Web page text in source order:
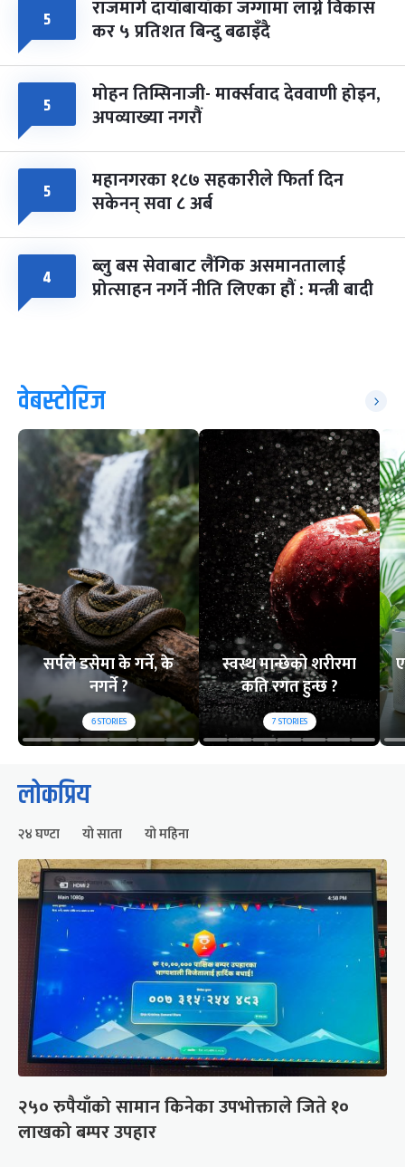
५ राजमार्ग दायाँबायाँका जग्गामा लाग्ने विकास
कर ५ प्रतिशत बिन्दु बढाइँदै
५ मोहन तिम्सिनाजी- मार्क्सवाद देववाणी होइन,
अपव्याख्या नगरौं
५ महानगरका १८७ सहकारीले फिर्ता दिन
सकेनन् सवा ८ अर्ब
४ ब्लु बस सेवाबाट लैंगिक असमानतालाई
प्रोत्साहन नगर्ने नीति लिएका हौं : मन्त्री बादी
वेबस्टोरिज
सर्पले डसेमा के गर्ने, के
नगर्ने ?
6STORIES
स्वस्थ मान्छेको शरीरमा
कति रगत हुन्छ ?
7STORIES
लोकप्रिय
२४ घण्टा यो साता यो महिना
२५० रुपैयाँको सामान किनेका उपभोक्ताले जिते १०
लाखको बम्पर उपहार